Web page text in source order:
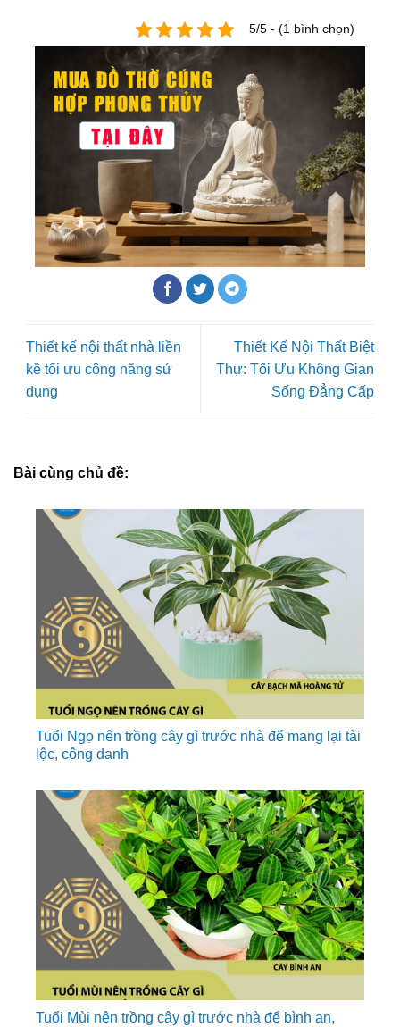
5/5 - (1 bình chọn)
Thiết kế nội thất nhà liền
kề tối ưu công năng sử
dụng
Thiết Kế Nội Thất Biệt
Thự: Tối Ưu Không Gian
Sống Đẳng Cấp
Bài cùng chủ đề:
Tuổi Ngọ nên trồng cây gì trước nhà để mang lại tài
lộc, công danh
Tuổi Mùi nên trồng cây gì trước nhà để bình an,